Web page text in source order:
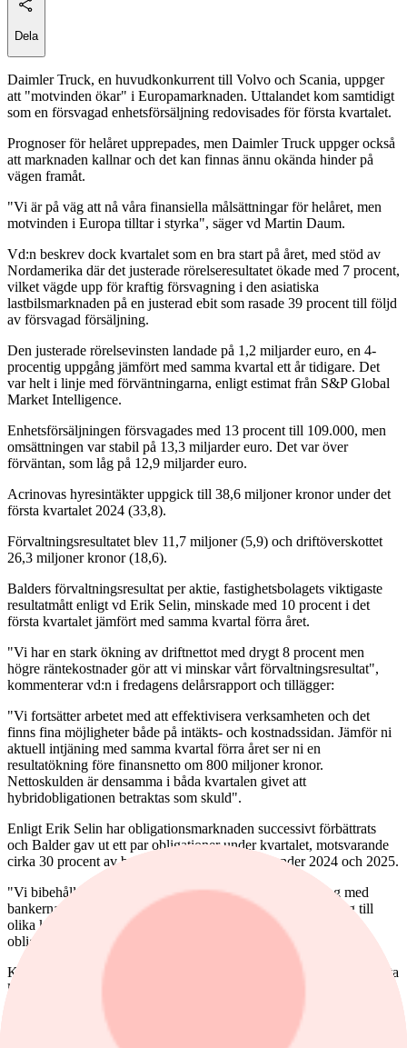
Dela
Daimler Truck, en huvudkonkurrent till Volvo och Scania, uppger
att "motvinden ökar" i Europamarknaden. Uttalandet kom samtidigt
som en försvagad enhetsförsäljning redovisades för första kvartalet.
Prognoser för helåret upprepades, men Daimler Truck uppger också
att marknaden kallnar och det kan finnas ännu okända hinder på
vägen framåt.
"Vi är på väg att nå våra finansiella målsättningar för helåret, men
motvinden i Europa tilltar i styrka", säger vd Martin Daum.
Vd:n beskrev dock kvartalet som en bra start på året, med stöd av
Nordamerika där det justerade rörelseresultatet ökade med 7 procent,
vilket vägde upp för kraftig försvagning i den asiatiska
lastbilsmarknaden på en justerad ebit som rasade 39 procent till följd
av försvagad försäljning.
Den justerade rörelsevinsten landade på 1,2 miljarder euro, en 4-
procentig uppgång jämfört med samma kvartal ett år tidigare. Det
var helt i linje med förväntningarna, enligt estimat från S&P Global
Market Intelligence.
Enhetsförsäljningen försvagades med 13 procent till 109.000, men
omsättningen var stabil på 13,3 miljarder euro. Det var över
förväntan, som låg på 12,9 miljarder euro.
Acrinovas hyresintäkter uppgick till 38,6 miljoner kronor under det
första kvartalet 2024 (33,8).
Förvaltningsresultatet blev 11,7 miljoner (5,9) och driftöverskottet
26,3 miljoner kronor (18,6).
Balders förvaltningsresultat per aktie, fastighetsbolagets viktigaste
resultatmått enligt vd Erik Selin, minskade med 10 procent i det
första kvartalet jämfört med samma kvartal förra året.
"Vi har en stark ökning av driftnettot med drygt 8 procent men
högre räntekostnader gör att vi minskar vårt förvaltningsresultat",
kommenterar vd:n i fredagens delårsrapport och tillägger:
"Vi fortsätter arbetet med att effektivisera verksamheten och det
finns fina möjligheter både på intäkts- och kostnadssidan. Jämför ni
aktuell intjäning med samma kvartal förra året ser ni en
resultatökning före finansnetto om 800 miljoner kronor.
Nettoskulden är densamma i båda kvartalen givet att
hybridobligationen betraktas som skuld".
Enligt Erik Selin har obligationsmarknaden successivt förbättrats
och Balder gav ut ett par obligationer under kvartalet, motsvarande
cirka 30 procent av bolagets obligationsförfall under 2024 och 2025.
"Vi bibehåller en hög likviditet och utökar vår finansiering med
bankerna. Balder ser det som strategiskt viktigt att ha tillgång till
olika kapitalkällor och att vara långsiktig och aktiv i
obligationsmarknaden", heter det i rapporten.
Knowit redovisar en omsättning som var lägre än väntat under första
kvartalet. Rörelsevinsten minskade. Omsättningen sjönk 10,4
med Factset analytikerkonsensus som låg på 1 810. "Knowit har
inlett året på en en marknad som är väsentligt mer utmanande